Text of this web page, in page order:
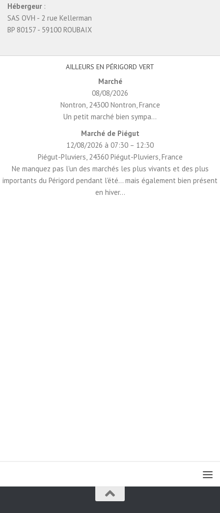
Hébergeur:
SAS OVH - 2 rue Kellerman
BP 80157 - 59100 ROUBAIX
AILLEURS EN PÉRIGORD VERT
Marché
08/08/2026
Nontron, 24300 Nontron, France
Un petit marché bien sympa...
Marché de Piégut
12/08/2026 à 07:30 – 12:30
Piégut-Pluviers, 24360 Piégut-Pluviers, France
Ne manquez pas l'un des marchés les plus vivants et des plus
importants du Périgord pendant l'été... mais également bien présent
en hiver...